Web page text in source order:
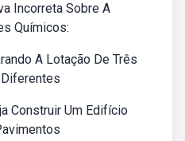
Incorreta Sobre A
Químicos:
A Lotação De Três
Construir Um Edifício